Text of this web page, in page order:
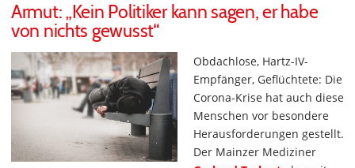
Armut: „Kein Politiker kann sagen, er habe
von nichts gewusst“
Obdachlose, Hartz-IV-
Empfänger, Geflüchtete: Die
Corona-Krise hat auch diese
Menschen vor besondere
Herausforderungen gestellt.
Der Mainzer Mediziner